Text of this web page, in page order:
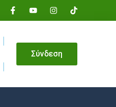
Σύνδεση